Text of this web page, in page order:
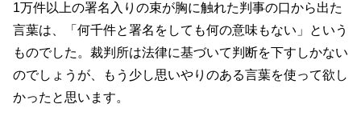
1万件以上の署名入りの束が胸に触れた判事の口から出た
言葉は、「何千件と署名をしても何の意味もない」という
ものでした。裁判所は法律に基づいて判断を下すしかない
のでしょうが、もう少し思いやりのある言葉を使って欲し
かったと思います。